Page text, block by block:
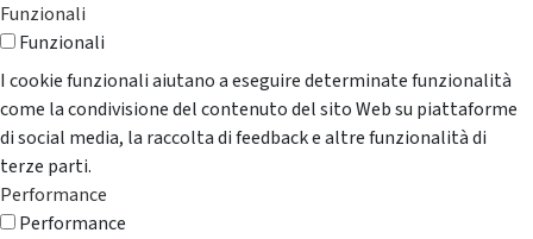
Funzionali
Funzionali
I cookie funzionali aiutano a eseguire determinate funzionalità
come la condivisione del contenuto del sito Web su piattaforme
di social media, la raccolta di feedback e altre funzionalità di
terze parti.
Performance
Performance